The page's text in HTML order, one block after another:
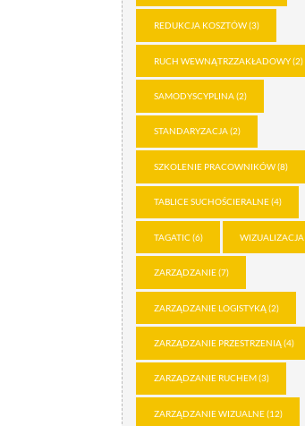
REDUKCJA KOSZTÓW(3)
RUCH WEWNĄTRZZAKŁADOWY(2)
SAMODYSCYPLINA(2)
STANDARYZACJA(2)
SZKOLENIE PRACOWNIKÓW(8)
TABLICE SUCHOŚCIERALNE(4)
TAGATIC(6) WIZUALIZACJA
ZARZĄDZANIE(7)
ZARZĄDZANIE LOGISTYKĄ(2)
ZARZĄDZANIE PRZESTRZENIĄ(4)
ZARZĄDZANIE RUCHEM(3)
ZARZĄDZANIE WIZUALNE(12)